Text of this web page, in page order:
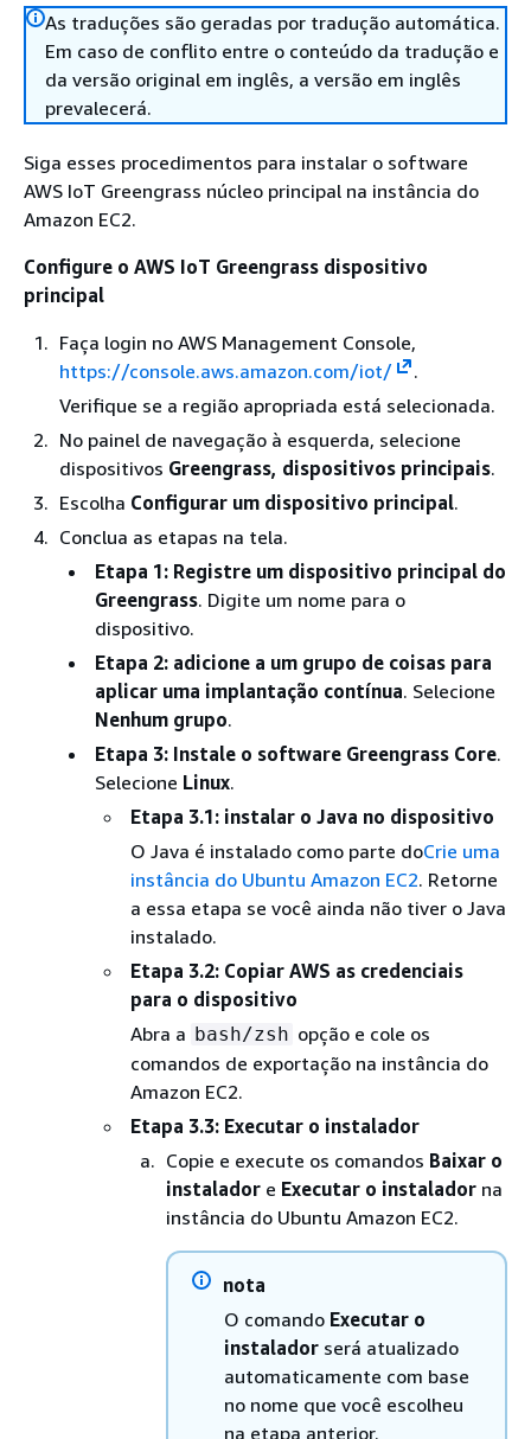
As traduções são geradas por tradução automática.
Em caso de conflito entre o conteúdo da tradução e
da versão original em inglês, a versão em inglês
prevalecerá.
Siga esses procedimentos para instalar o software
AWS IoT Greengrass núcleo principal na instância do
Amazon EC2.
Configure o AWS IoT Greengrass dispositivo
principal
Faça login no AWS Management Console,
https://console.aws.amazon.com/iot/
.
Verifique se a região apropriada está selecionada.
No painel de navegação à esquerda, selecione
dispositivos Greengrass, dispositivos principais.
Escolha Configurar um dispositivo principal.
Conclua as etapas na tela.
Etapa 1: Registre um dispositivo principal do
Greengrass. Digite um nome para o
dispositivo.
Etapa 2: adicione a um grupo de coisas para
aplicar uma implantação contínua. Selecione
Nenhum grupo.
Etapa 3: Instale o software Greengrass Core.
Selecione Linux.
Etapa 3.1: instalar o Java no dispositivo
O Java é instalado como parte doCrie uma
instância do Ubuntu Amazon EC2. Retorne
a essa etapa se você ainda não tiver o Java
instalado.
Etapa 3.2: Copiar AWS as credenciais
para o dispositivo
Abra a bash/zsh opção e cole os
comandos de exportação na instância do
Amazon EC2.
Etapa 3.3: Executar o instalador
Copie e execute os comandos Baixar o
instalador e Executar o instalador na
instância do Ubuntu Amazon EC2.
nota
O comando Executar o
instalador será atualizado
automaticamente com base
no nome que você escolheu
na etapa anterior.